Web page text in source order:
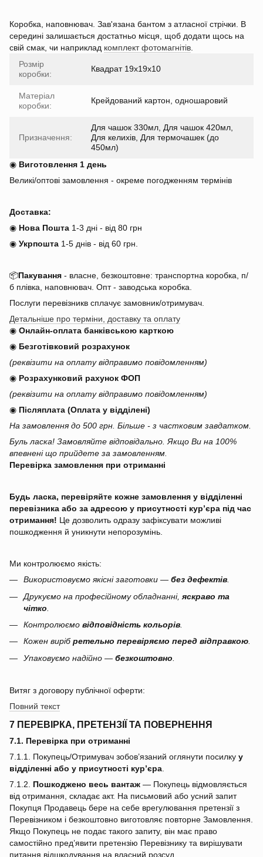
Коробка, наповнювач. Зав'язана бантом з атласної стрічки. В
середині залишається достатньо місця, щоб додати щось на
свій смак, чи наприклад комплект фотомагнітів
Розмір
коробки:
Квадрат 19x19х10
Матеріал
коробки:
Крейдований картон, одношаровий
Призначення:
Для чашок 330мл, Для чашок 420мл,
Для келихів, Для термочашек (до
450мл)
◉ Виготовлення 1 день
Великі/оптові замовлення - окреме погодженням термінів
Доставка:
◉ Нова Пошта 1-3 дні - від 80 грн
◉ Укрпошта 1-5 днів - від 60 грн.
📦Пакування - власне, безкоштовне: транспортна коробка, п/
б плівка, наповнювач. Опт - заводська коробка.
Послуги перевізникв сплачує замовник/отримувач.
Детальніше про терміни, доставку та оплату
◉ Онлайн-оплата банківською карткою
◉ Безготівковий розрахунок
(реквізити на оплату відправимо повідомленням)
◉ Розрахунковий рахунок ФОП
(реквізити на оплату відправимо повідомленням)
◉ Післяплата (Оплата у відділені)
На замовлення до 500 грн. Більше - з частковим завдатком.
Буль ласка! Замовляйте відповідально. Якщо Ви на 100%
впевнені що прийдете за замовленням.
Перевірка замовлення при отриманні
Будь ласка, перевіряйте кожне замовлення у відділенні
перевізника або за адресою у присутності кур’єра під час
отримання! Це дозволить одразу зафіксувати можливі
пошкодження й уникнути непорозумінь.
Ми контролюємо якість:
Використовуємо якісні заготовки — без дефектів
Друкуємо на професійному обладнанні, яскраво та
чітко
Контролюємо відповідність кольорів
Кожен вирібретельно перевіряємо перед відправкою.
Упаковуємо надійно — безкоштовно
Витяг з договору публічної оферти:
Повний текст
7 ПЕРЕВІРКА, ПРЕТЕНЗІЇ ТА ПОВЕРНЕННЯ
7.1. Перевірка при отриманні
7.1.1. Покупець/Отримувач зобов’язаний оглянути посилку у
відділенні або у присутності кур’єра
7.1.2. Пошкоджено весь вантаж — Покупець відмовляється
від отримання, складає акт. На письмовий або усний запит
Покупця Продавець бере на себе врегулювання претензії з
Перевізником і безкоштовно виготовляє повторне Замовлення.
Якщо Покупець не подає такого запиту, він має право
самостійно пред’явити претензію Перевізнику та вирішувати
питання відшкодування на власний розсуд.